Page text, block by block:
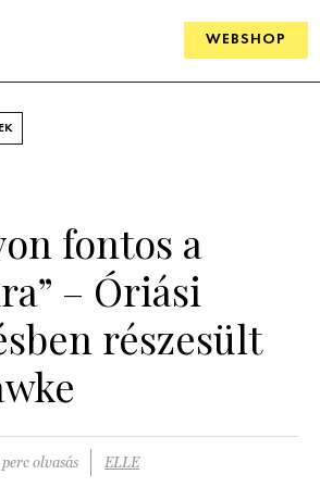
WEBSHOP
fontos a
– Óriási
részesült
olvasás ELLE